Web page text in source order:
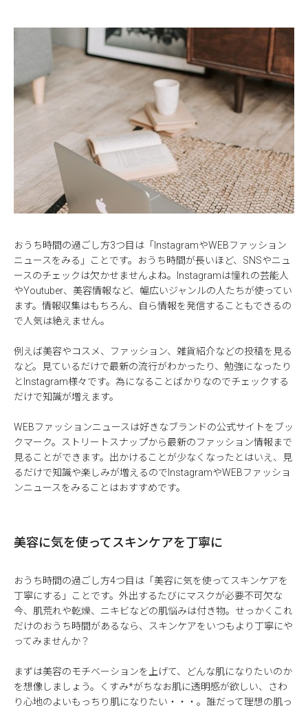
おうち時間の過ごし方3つ目は「InstagramやWEBファッション
ニュースをみる」ことです。おうち時間が長いほど、SNSやニュ
ースのチェックは欠かせませんよね。Instagramは憧れの芸能人
やYoutuber、美容情報など、幅広いジャンルの人たちが使ってい
ます。情報収集はもちろん、自ら情報を発信することもできるの
で人気は絶えません。
例えば美容やコスメ、ファッション、雑貨紹介などの投稿を見る
など。見ているだけで最新の流行がわかったり、勉強になったり
とInstagram様々です。為になることばかりなのでチェックする
だけで知識が増えます。
WEBファッションニュースは好きなブランドの公式サイトをブッ
クマーク。ストリートスナップから最新のファッション情報まで
見ることができます。出かけることが少なくなったとはいえ、見
るだけで知識や楽しみが増えるのでInstagramやWEBファッショ
ンニュースをみることはおすすめです。
美容に気を使ってスキンケアを丁寧に
おうち時間の過ごし方4つ目は「美容に気を使ってスキンケアを
丁寧にする」ことです。外出するたびにマスクが必要不可欠な
今、肌荒れや乾燥、ニキビなどの肌悩みは付き物。せっかくこれ
だけのおうち時間があるなら、スキンケアをいつもより丁寧にや
ってみませんか？
まずは美容のモチベーションを上げて、どんな肌になりたいのか
を想像しましょう。くすみ*がちなお肌に透明感が欲しい、さわ
り心地のよいもっちり肌になりたい・・・。誰だって理想の肌っ